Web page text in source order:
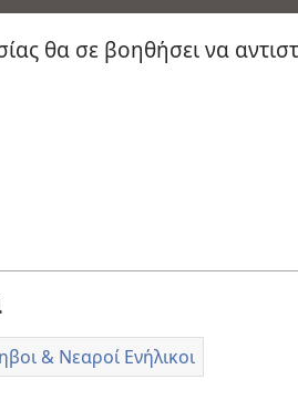
θα σε βοηθήσει να
& Νεαροί Ενήλικοι